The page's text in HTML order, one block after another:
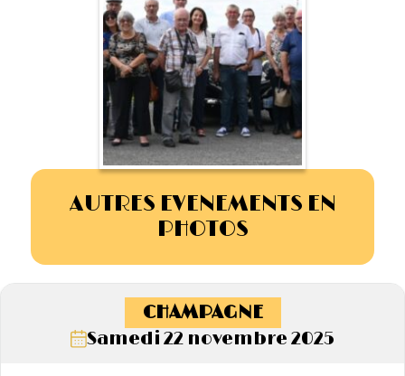
La 15/6 H –
1954/1956
AUTRES EVENEMENTS EN
PHOTOS
CHAMPAGNE
Samedi 22 novembre 2025